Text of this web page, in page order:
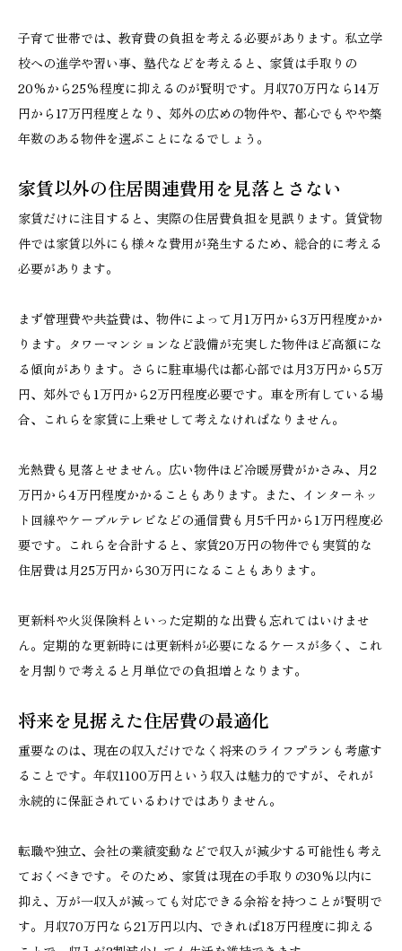
子育て世帯では、教育費の負担を考える必要があります。私立学
校への進学や習い事、塾代などを考えると、家賃は手取りの
20%から25%程度に抑えるのが賢明です。月収70万円なら14万
円から17万円程度となり、郊外の広めの物件や、都心でもやや築
年数のある物件を選ぶことになるでしょう。
家賃以外の住居関連費用を見落とさない
家賃だけに注目すると、実際の住居費負担を見誤ります。賃貸物
件では家賃以外にも様々な費用が発生するため、総合的に考える
必要があります。
まず管理費や共益費は、物件によって月1万円から3万円程度かか
ります。タワーマンションなど設備が充実した物件ほど高額にな
る傾向があります。さらに駐車場代は都心部では月3万円から5万
円、郊外でも1万円から2万円程度必要です。車を所有している場
合、これらを家賃に上乗せして考えなければなりません。
光熱費も見落とせません。広い物件ほど冷暖房費がかさみ、月2
万円から4万円程度かかることもあります。また、インターネッ
ト回線やケーブルテレビなどの通信費も月5千円から1万円程度必
要です。これらを合計すると、家賃20万円の物件でも実質的な
住居費は月25万円から30万円になることもあります。
更新料や火災保険料といった定期的な出費も忘れてはいけませ
ん。定期的な更新時には更新料が必要になるケースが多く、これ
を月割りで考えると月単位での負担増となります。
将来を見据えた住居費の最適化
重要なのは、現在の収入だけでなく将来のライフプランも考慮す
ることです。年収1100万円という収入は魅力的ですが、それが
永続的に保証されているわけではありません。
転職や独立、会社の業績変動などで収入が減少する可能性も考え
ておくべきです。そのため、家賃は現在の手取りの30%以内に
抑え、万が一収入が減っても対応できる余裕を持つことが賢明で
す。月収70万円なら21万円以内、できれば18万円程度に抑える